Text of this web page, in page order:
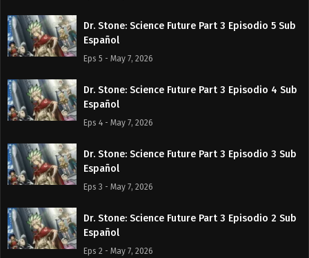
Dr. Stone: Science Future Part 3 Episodio 5 Sub
Español
Eps 5 - May 7, 2026
Dr. Stone: Science Future Part 3 Episodio 4 Sub
Español
Eps 4 - May 7, 2026
Dr. Stone: Science Future Part 3 Episodio 3 Sub
Español
Eps 3 - May 7, 2026
Dr. Stone: Science Future Part 3 Episodio 2 Sub
Español
Eps 2 - May 7, 2026